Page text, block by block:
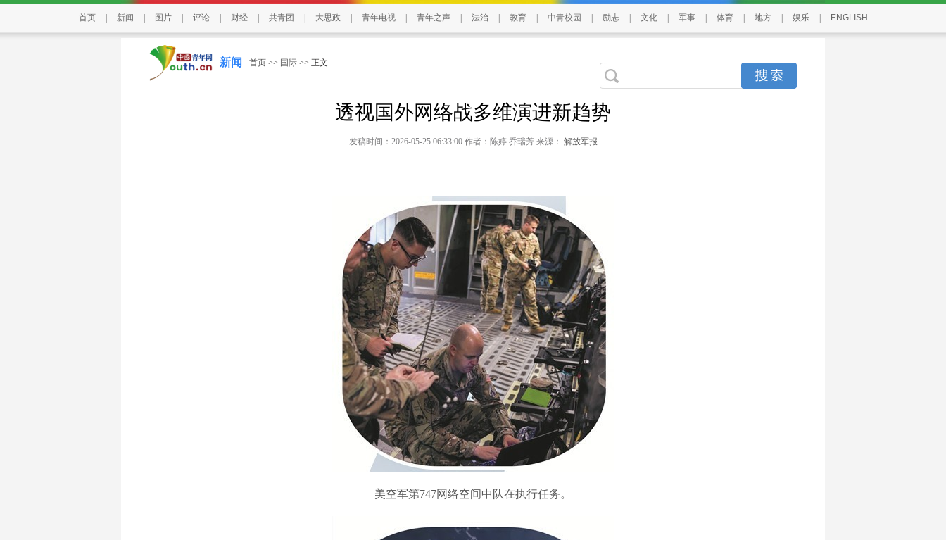
首页 新闻 图片 评论 财经 共青团 大思政 青年电视 青年之声 法治 教育 中青校园 励志 文化 军事 体育 地方 娱乐 ENGLISH
新闻 首页 >> 国际 >> 正文
透视国外网络战多维演进新趋势
发稿时间：2026-05-25 06:33:00 作者：陈婷 乔瑞芳 来源： 解放军报
美空军第747网络空间中队在执行任务。